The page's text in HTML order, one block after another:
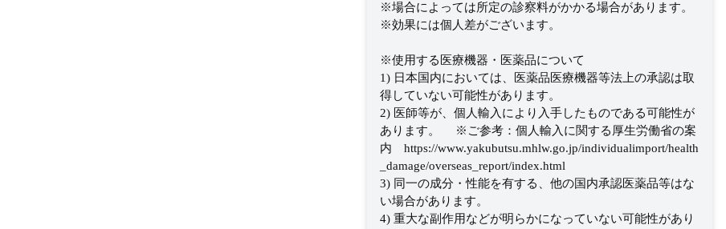
※場合によっては所定の診察料がかかる場合があります。
※効果には個人差がございます。
※使用する医療機器・医薬品について
1) 日本国内においては、医薬品医療機器等法上の承認は取
得していない可能性があります。
2) 医師等が、個人輸入により入手したものである可能性が
あります。 ※ご参考：個人輸入に関する厚生労働省の案
内 https://www.yakubutsu.mhlw.go.jp/individualimport/health
_damage/overseas_report/index.html
3) 同一の成分・性能を有する、他の国内承認医薬品等はな
い場合があります。
4) 重大な副作用などが明らかになっていない可能性があり